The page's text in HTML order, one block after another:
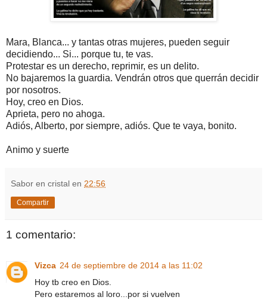
Mara, Blanca... y tantas otras mujeres, pueden seguir
decidiendo... Si... porque tu, te vas.
Protestar es un derecho, reprimir, es un delito.
No bajaremos la guardia. Vendrán otros que querrán decidir
por nosotros.
Hoy, creo en Dios.
Aprieta, pero no ahoga.
Adiós, Alberto, por siempre, adiós. Que te vaya, bonito.
Animo y suerte
Sabor en cristal en 22:56
Compartir
1 comentario:
Vizca 24 de septiembre de 2014 a las 11:02
Hoy tb creo en Dios.
Pero estaremos al loro...por si vuelven